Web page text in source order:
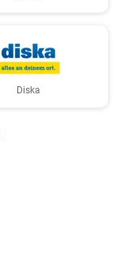
Diska